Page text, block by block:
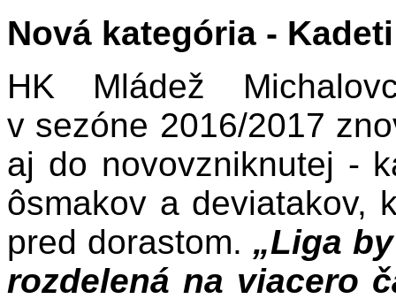
Nová kategória - Kadeti
HK Mládež
v sezóne 2016/2017
aj do novovzniknutej -
ôsmakov a deviatakov,
pred dorastom. „Liga
rozdelená na viacero